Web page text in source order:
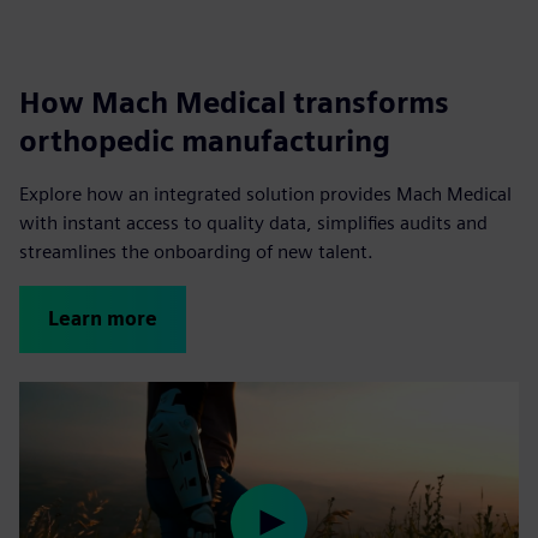
How Mach Medical transforms
orthopedic manufacturing
Explore how an integrated solution provides Mach Medical
with instant access to quality data, simplifies audits and
streamlines the onboarding of new talent.
Learn more